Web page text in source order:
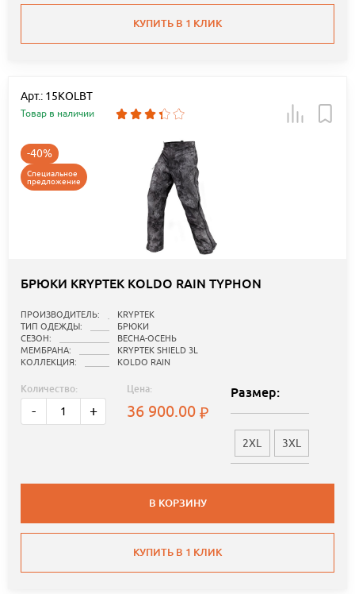
КУПИТЬ В 1 КЛИК
Арт.: 15KOLBT
Товар в наличии
-40%
Специальное
предложение
БРЮКИ KRYPTEK KOLDO RAIN TYPHON
ПРОИЗВОДИТЕЛЬ:
KRYPTEK
ТИП ОДЕЖДЫ:
БРЮКИ
СЕЗОН:
ВЕСНА-ОСЕНЬ
МЕМБРАНА:
KRYPTEK SHIELD 3L
КОЛЛЕКЦИЯ:
KOLDO RAIN
Количество:
- +
Цена:
36 900.00
Размер:
2XL 3XL
В КОРЗИНУ
КУПИТЬ В 1 КЛИК